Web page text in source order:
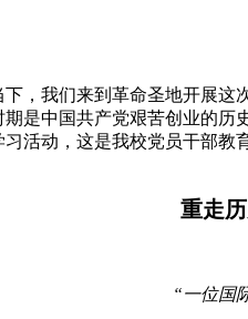
，我们来到革命圣地开展
是中国共产党艰苦创业的
活动，这是我校党员干部
重走
“一位国